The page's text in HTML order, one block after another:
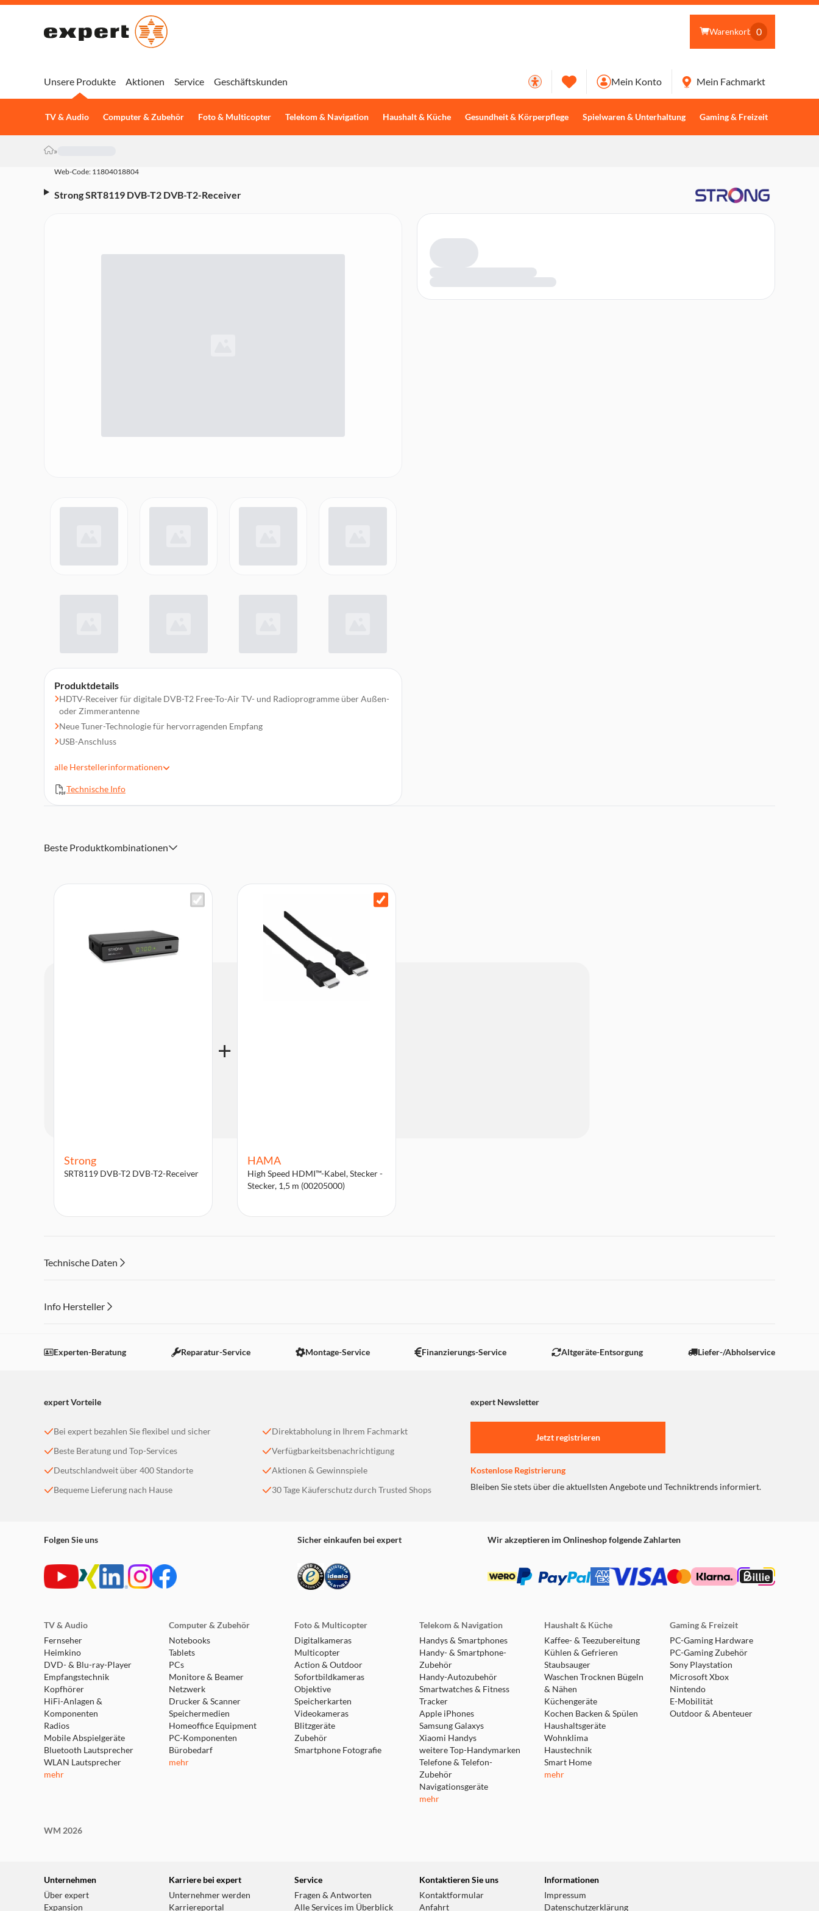
Warenkorb 0
Unsere Produkte
TV & Audio Computer & Zubehör Foto & Multicopter Telekom & Navigation Haushalt & Küche Gesundheit & Körperpflege Spielwaren & Unterhaltung Gaming & Freizeit
Aktionen Service Geschäftskunden Mein Konto Mein Fachmarkt
»
Web-Code: 11804018804
Strong SRT8119 DVB-T2 DVB-T2-Receiver
Produktdetails
HDTV-Receiver für digitale DVB-T2 Free-To-Air TV- und Radioprogramme über Außen-
oder Zimmerantenne
Neue Tuner-Technologie für hervorragenden Empfang
USB-Anschluss
700 Kanäle Speicherkapazität
Favoritenlisten und Kindersicherung integriert
Energiesparende automatische Standby-Funktion
alle Herstellerinformationen
Technische Info
Beste Produktkombinationen
Strong
SRT8119 DVB-T2 DVB-T2-Receiver
HAMA
High Speed HDMI™-Kabel, Stecker -
Stecker, 1,5 m (00205000)
Technische Daten
Info Hersteller
Einstellungen anpassen
Experten-Beratung Reparatur-Service Montage-Service Finanzierungs-Service Altgeräte-Entsorgung Liefer-/Abholservice
expert Vorteile expert Newsletter
Bei expert bezahlen Sie flexibel und sicher
Beste Beratung und Top-Services
Deutschlandweit über 400 Standorte
Bequeme Lieferung nach Hause
Direktabholung in Ihrem Fachmarkt
Verfügbarkeitsbenachrichtigung
Aktionen & Gewinnspiele
30 Tage Käuferschutz durch Trusted Shops
Jetzt registrieren
Kostenlose Registrierung
Bleiben Sie stets über die aktuellsten Angebote und Techniktrends informiert.
Folgen Sie uns Sicher einkaufen bei expert Wir akzeptieren im Onlineshop folgende Zahlarten
TV & Audio
Fernseher
Heimkino
DVD- & Blu-ray-Player
Empfangstechnik
Kopfhörer
HiFi-Anlagen &
Komponenten
Radios
Mobile Abspielgeräte
Bluetooth Lautsprecher
WLAN Lautsprecher
mehr
Computer & Zubehör
Notebooks
Tablets
PCs
Monitore & Beamer
Netzwerk
Drucker & Scanner
Speichermedien
Homeoffice Equipment
PC-Komponenten
Bürobedarf
mehr
Foto & Multicopter
Digitalkameras
Multicopter
Action & Outdoor
Sofortbildkameras
Objektive
Speicherkarten
Videokameras
Blitzgeräte
Zubehör
Smartphone Fotografie
Telekom & Navigation
Handys & Smartphones
Handy- & Smartphone-
Zubehör
Handy-Autozubehör
Smartwatches & Fitness
Tracker
Apple iPhones
Samsung Galaxys
Xiaomi Handys
weitere Top-Handymarken
Telefone & Telefon-
Zubehör
Navigationsgeräte
mehr
Haushalt & Küche
Kaffee- & Teezubereitung
Kühlen & Gefrieren
Staubsauger
Waschen Trocknen Bügeln
& Nähen
Küchengeräte
Kochen Backen & Spülen
Haushaltsgeräte
Wohnklima
Haustechnik
Smart Home
mehr
Gaming & Freizeit
PC-Gaming Hardware
PC-Gaming Zubehör
Sony Playstation
Microsoft Xbox
Nintendo
E-Mobilität
Outdoor & Abenteuer
WM 2026
Unternehmen
Über expert
Expansion
Karriere bei expert
Unternehmer werden
Karriereportal
Service
Fragen & Antworten
Alle Services im Überblick
Kontaktieren Sie uns
Kontaktformular
Anfahrt
Informationen
Impressum
Datenschutzerklärung